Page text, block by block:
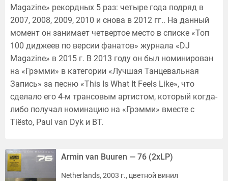
Magazine» рекордных 5 раз: четыре года подряд в
2007, 2008, 2009, 2010 и снова в 2012 гг.. На данный
момент он занимает четвертое место в списке «Топ
100 диджеев по версии фанатов» журнала «DJ
Magazine» в 2015 г. В 2013 году он был номинирован
на «Грэмми» в категории «Лучшая Танцевальная
Запись» за песню «This Is What It Feels Like», что
сделало его 4-м трансовым артистом, который когда-
либо получал номинацию на «Грэмми» вместе с
Tiësto, Paul van Dyk и BT.
Armin van Buuren — 76 (2xLP)
Netherlands, 2003 г., цветной винил